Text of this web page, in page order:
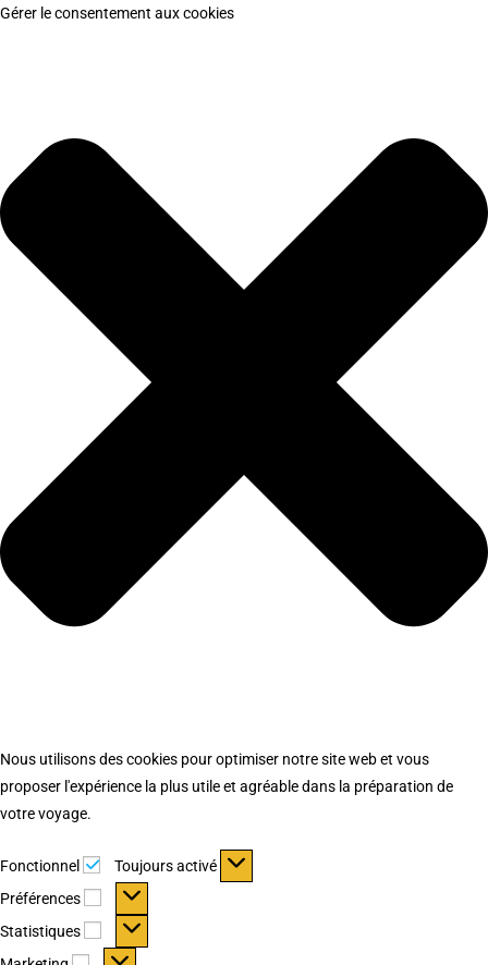
Gérer le consentement aux cookies
Nous utilisons des cookies pour optimiser notre site web et vous
proposer l'expérience la plus utile et agréable dans la préparation de
votre voyage.
Fonctionnel Fonctionnel
Toujours activé
Préférences
Préférences
Statistiques Statistiques
Marketing